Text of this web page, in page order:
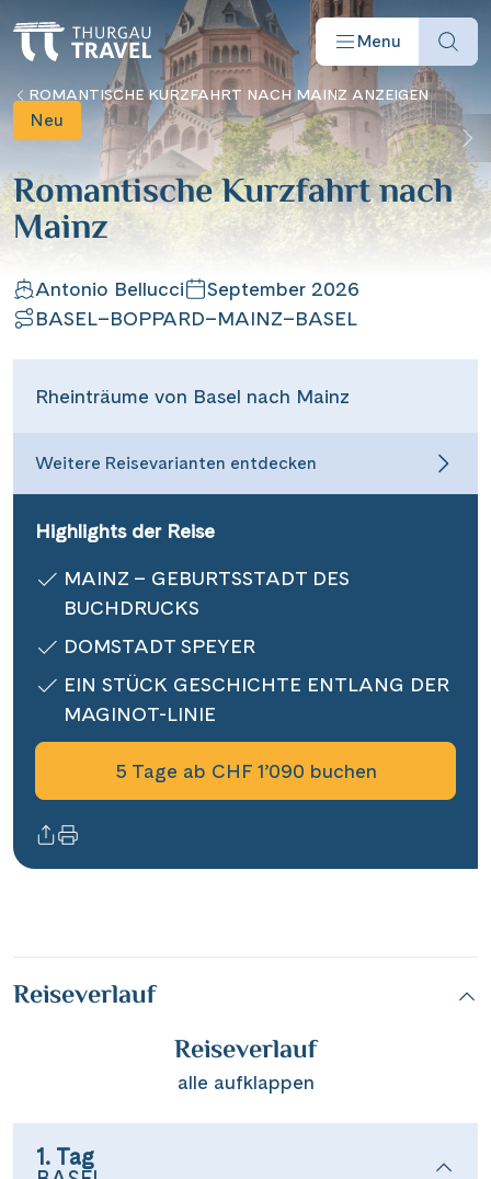
Menu
Reisearten
Reiseziele
Schiffe
Informationen
Kontakt
Reisekataloge
ROMANTISCHE KURZFAHRT NACH MAINZ ANZEIGEN
Neu
Romantische Kurzfahrt nach
Mainz
Antonio Bellucci
September 2026
BASEL–BOPPARD–MAINZ–BASEL
Rheinträume von Basel nach Mainz
Weitere Reisevarianten entdecken
Highlights der Reise
MAINZ – GEBURTSSTADT DES
BUCHDRUCKS
DOMSTADT SPEYER
EIN STÜCK GESCHICHTE ENTLANG DER
MAGINOT-LINIE
5 Tage ab CHF 1’090 buchen
Reiseverlauf
Reiseverlauf
alle aufklappen
1. Tag